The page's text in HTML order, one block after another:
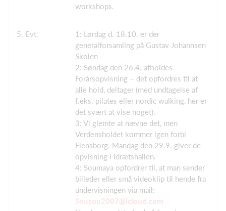
workshops.
5. Evt.
1: Lørdag d. 18.10. er der
generalforsamling på Gustav Johannsen
Skolen
2: Søndag den 26.4. afholdes
Forårsopvisning – det opfordres til at
alle hold, deltager (med undtagelse af
f.eks. pilates eller nordic walking, her er
det svært at vise noget).
3: Vi glemte at nævne det, men
Verdensholdet kommer igen forbi
Flensborg. Mandag den 29.9. giver de
opvisning i Idrætshallen.
4: Soumaya opfordrer til, at man sender
billeder eller små videoklip til hende fra
undervisningen via mail:
Sousou2007@icloud.com